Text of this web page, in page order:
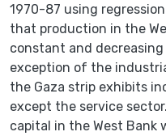
1970-87 using
that production in the
constant and
exception of the
the Gaza strip exhibits
except the service
capital in the West Bank